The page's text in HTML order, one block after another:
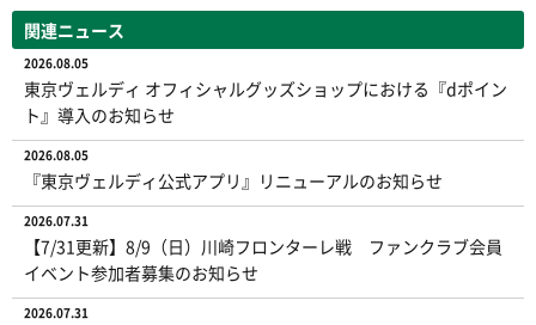
関連ニュース
2026.08.05
東京ヴェルディ オフィシャルグッズショップにおける『dポイン
ト』導入のお知らせ
2026.08.05
『東京ヴェルディ公式アプリ』リニューアルのお知らせ
2026.07.31
【7/31更新】8/9（日）川崎フロンターレ戦 ファンクラブ会員
イベント参加者募集のお知らせ
2026.07.31